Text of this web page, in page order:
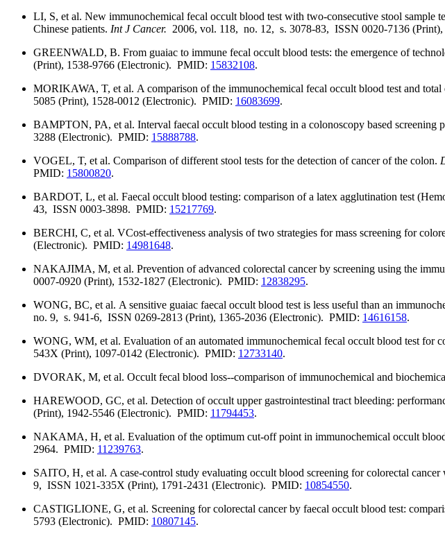
LI, S, et al. New immunochemical fecal occult blood test with two-consecutive stool sample
Chinese patients. Int J Cancer. 2006, vol. 118, no. 12, s. 3078-83, ISSN 0020-7136
GREENWALD, B. From guaiac to immune fecal occult blood tests: the emergence of
(Print), 1538-9766 (Electronic). PMID: 15832108.
MORIKAWA, T, et al. A comparison of the immunochemical fecal occult blood test and
5085 (Print), 1528-0012 (Electronic). PMID: 16083699.
BAMPTON, PA, et al. Interval faecal occult blood testing in a colonoscopy based screening
3288 (Electronic). PMID: 15888788.
VOGEL, T, et al. Comparison of different stool tests for the detection of cancer of the colon.
PMID: 15800820.
BARDOT, L, et al. Faecal occult blood testing: comparison of a latex agglutination test
43, ISSN 0003-3898. PMID: 15217769.
BERCHI, C, et al. VCost-effectiveness analysis of two strategies for mass screening for
(Electronic). PMID: 14981648.
NAKAJIMA, M, et al. Prevention of advanced colorectal cancer by screening using the
0007-0920 (Print), 1532-1827 (Electronic). PMID: 12838295.
WONG, BC, et al. A sensitive guaiac faecal occult blood test is less useful than an
no. 9, s. 941-6, ISSN 0269-2813 (Print), 1365-2036 (Electronic). PMID: 14616158.
WONG, WM, et al. Evaluation of an automated immunochemical fecal occult blood test for
543X (Print), 1097-0142 (Electronic). PMID: 12733140.
DVORAK, M, et al. Occult fecal blood loss--comparison of immunochemical and
HAREWOOD, GC, et al. Detection of occult upper gastrointestinal tract bleeding:
(Print), 1942-5546 (Electronic). PMID: 11794453.
NAKAMA, H, et al. Evaluation of the optimum cut-off point in immunochemical occult
2964. PMID: 11239763.
SAITO, H, et al. A case-control study evaluating occult blood screening for colorectal
9, ISSN 1021-335X (Print), 1791-2431 (Electronic). PMID: 10854550.
CASTIGLIONE, G, et al. Screening for colorectal cancer by faecal occult blood test:
5793 (Electronic). PMID: 10807145.